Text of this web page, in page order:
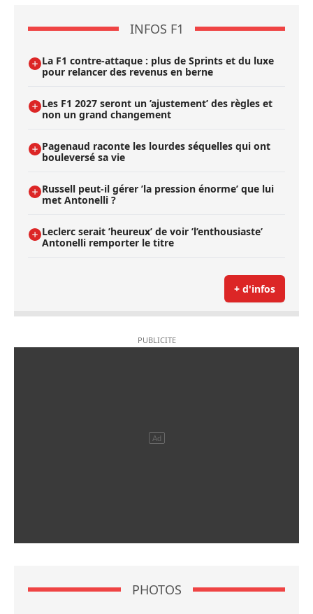
INFOS F1
La F1 contre-attaque : plus de Sprints et du luxe
pour relancer des revenus en berne
Les F1 2027 seront un ’ajustement’ des règles et
non un grand changement
Pagenaud raconte les lourdes séquelles qui ont
bouleversé sa vie
Russell peut-il gérer ’la pression énorme’ que lui
met Antonelli ?
Leclerc serait ’heureux’ de voir ’l’enthousiaste’
Antonelli remporter le titre
+ d'infos
PHOTOS